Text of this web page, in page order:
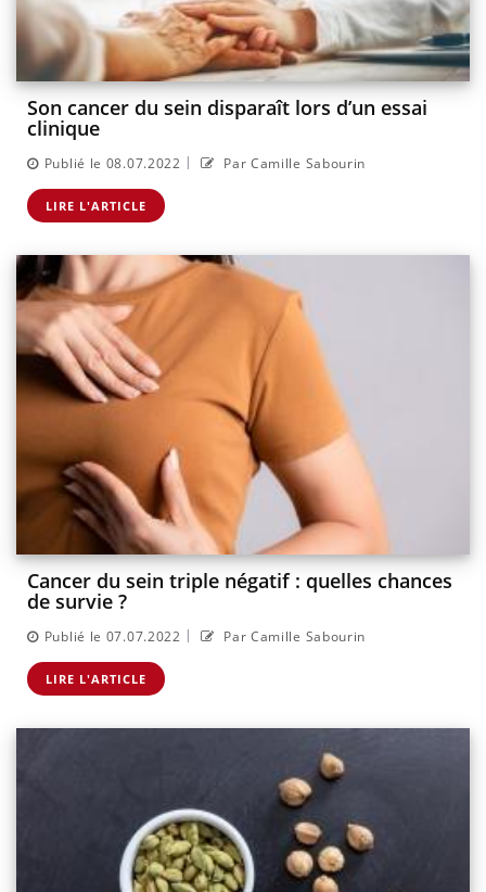
Son cancer du sein disparaît lors d’un essai
clinique
Publié le 08.07.2022 | Par Camille Sabourin
LIRE L'ARTICLE
Cancer du sein triple négatif : quelles chances
de survie ?
Publié le 07.07.2022 | Par Camille Sabourin
LIRE L'ARTICLE